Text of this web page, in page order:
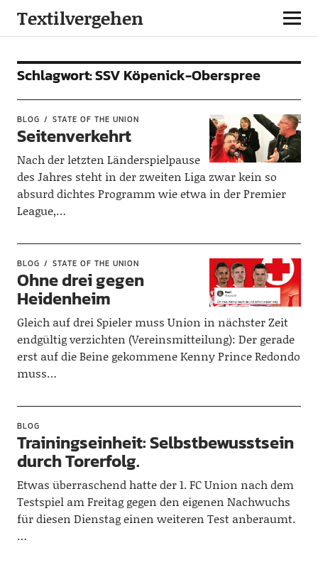
Textilvergehen
Schlagwort:SSV Köpenick-Oberspree
BLOG STATE OF THE UNION
Seitenverkehrt
Nach der letzten Länderspielpause
des Jahres steht in der zweiten Liga zwar kein so
absurd dichtes Programm wie etwa in der Premier
League,…
BLOG STATE OF THE UNION
Ohne drei gegen
Heidenheim
Gleich auf drei Spieler muss Union in nächster Zeit
endgültig verzichten (Vereinsmitteilung): Der gerade
erst auf die Beine gekommene Kenny Prince Redondo
muss…
BLOG
Trainingseinheit: Selbstbewusstsein
durch Torerfolg.
Etwas überraschend hatte der 1. FC Union nach dem
Testspiel am Freitag gegen den eigenen Nachwuchs
für diesen Dienstag einen weiteren Test anberaumt.
…